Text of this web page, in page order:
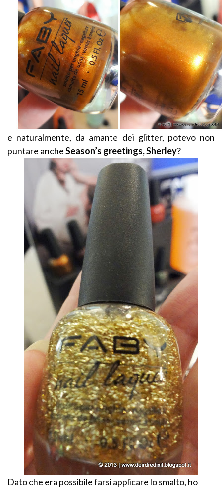
e naturalmente, da amante dei glitter, potevo non
puntare ancheSeason’s greetings, Sherley?
Dato che era possibile farsi applicare lo smalto, ho